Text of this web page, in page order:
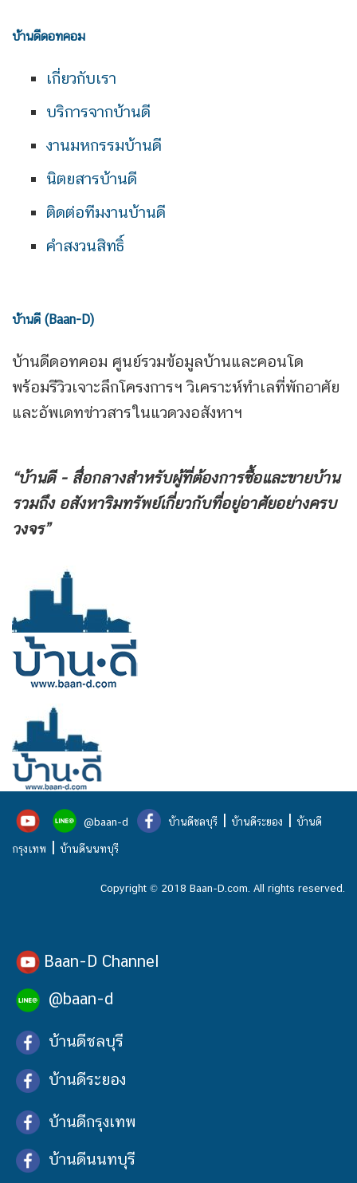
บ้านดีดอทคอม
เกี่ยวกับเรา
บริการจากบ้านดี
งานมหกรรมบ้านดี
นิตยสารบ้านดี
ติดต่อทีมงานบ้านดี
คำสงวนสิทธิ์
บ้านดี (Baan-D)
บ้านดีดอทคอม ศูนย์รวมข้อมูลบ้านและคอนโด
พร้อมรีวิวเจาะลึกโครงการฯ วิเคราะห์ทำเลที่พักอาศัย
และอัพเดทข่าวสารในแวดวงอสังหาฯ
“บ้านดี - สื่อกลางสำหรับผู้ที่ต้องการซื้อและขายบ้าน
รวมถึง อสังหาริมทรัพย์เกี่ยวกับที่อยู่อาศัยอย่างครบ
วงจร”
@baan-d บ้านดีชลบุรี | บ้านดีระยอง | บ้านดี
กรุงเทพ | บ้านดีนนทบุรี
Copyright © 2018 Baan-D.com. All rights reserved.
Baan-D Channel
@baan-d
บ้านดีชลบุรี
บ้านดีระยอง
บ้านดีกรุงเทพ
บ้านดีนนทบุรี